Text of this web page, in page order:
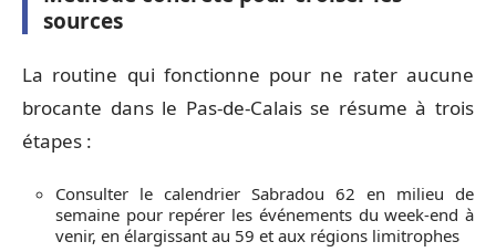
sources
La routine qui fonctionne pour ne rater aucune
brocante dans le Pas-de-Calais se résume à trois
étapes :
Consulter le calendrier Sabradou 62 en milieu de
semaine pour repérer les événements du week-end à
venir, en élargissant au 59 et aux régions limitrophes